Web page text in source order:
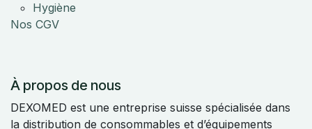
Hygiène
Nos CGV
À propos de nous
DEXOMED est une entreprise suisse spécialisée dans
la distribution de consommables et d’équipements